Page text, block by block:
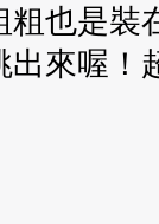
粗也是裝
出來喔！